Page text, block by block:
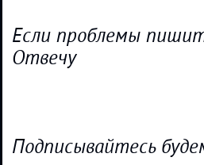
Если проблемы
Отвечу
Подписывайтесь